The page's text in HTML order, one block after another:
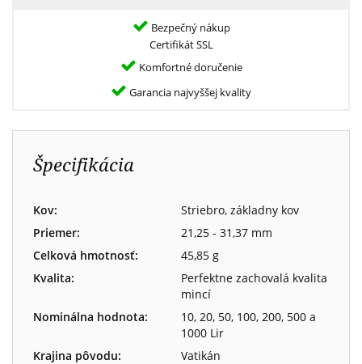
Bezpečný nákup
Certifikát SSL
Komfortné doručenie
Garancia najvyššej kvality
Špecifikácia
Kov:
Striebro, základny kov
Priemer:
21,25 - 31,37 mm
Celková hmotnosť:
45,85 g
Kvalita:
Perfektne zachovalá kvalita
mincí
Nominálna hodnota:
10, 20, 50, 100, 200, 500 a
1000 Lir
Krajina pôvodu:
Vatikán